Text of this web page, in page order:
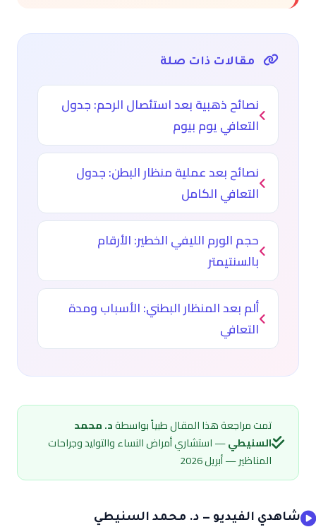
مقالات ذات صلة
نصائح ذهبية بعد استئصال الرحم: جدول
التعافي يوم بيوم
نصائح بعد عملية منظار البطن: جدول
التعافي الكامل
حجم الورم الليفي الخطير: الأرقام
بالسنتيمتر
ألم بعد المنظار البطني: الأسباب ومدة
التعافي
تمت مراجعة هذا المقال طبياً بواسطةد. محمد
السنيطي— استشاري أمراض النساء والتوليد وجراحات
المناظير — أبريل 2026
شاهدي الفيديو — د. محمد السنيطي